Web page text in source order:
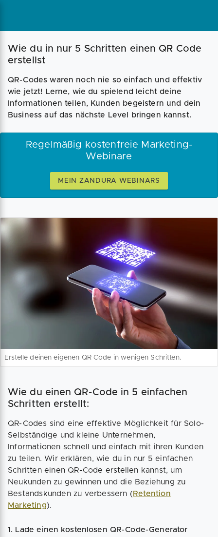
Wie du in nur 5 Schritten einen QR Code
erstellst
QR-Codes waren noch nie so einfach und effektiv
wie jetzt! Lerne, wie du spielend leicht deine
Informationen teilen, Kunden begeistern und dein
Business auf das nächste Level bringen kannst.
Regelmäßig kostenfreie Marketing-
Webinare
MEIN ZANDURA WEBINARS
Erstelle deinen eigenen QR Code in wenigen Schritten.
Wie du einen QR-Code in 5 einfachen
Schritten erstellt:
QR-Codes sind eine effektive Möglichkeit für Solo-
Selbständige und kleine Unternehmen,
Informationen schnell und einfach mit ihren Kunden
zu teilen. Wir erklären, wie du in nur 5 einfachen
Schritten einen QR-Code erstellen kannst, um
Neukunden zu gewinnen und die Beziehung zu
Bestandskunden zu verbessern (Retention
Marketing).
1. Lade einen kostenlosen QR-Code-Generator